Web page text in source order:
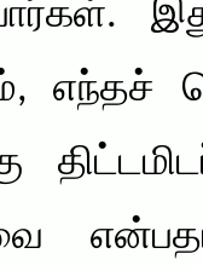
எந்தச்